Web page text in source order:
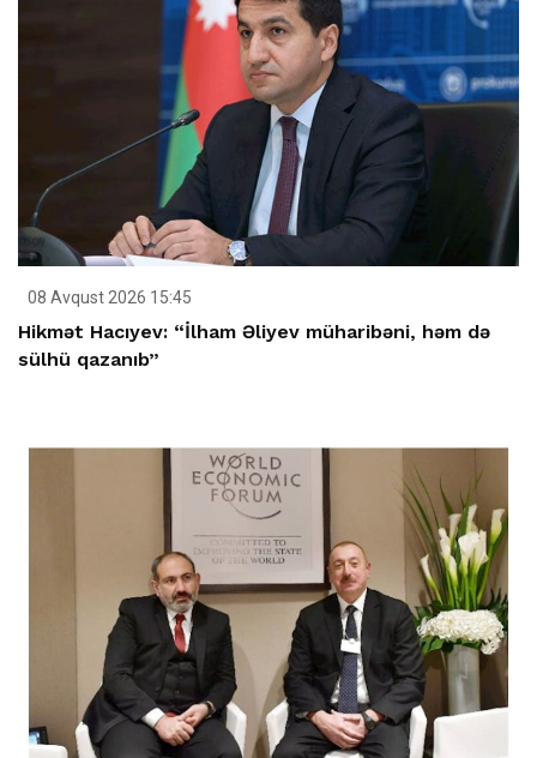
08 Avqust 2026 15:45
Hikmət Hacıyev: “İlham Əliyev müharibəni, həm də
sülhü qazanıb”